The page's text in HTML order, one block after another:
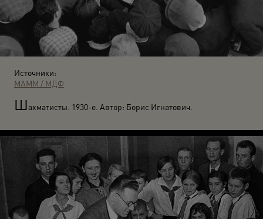
Источники:
МАММ / МДФ
Шахматисты. 1930-е. Автор: Борис Игнатович.